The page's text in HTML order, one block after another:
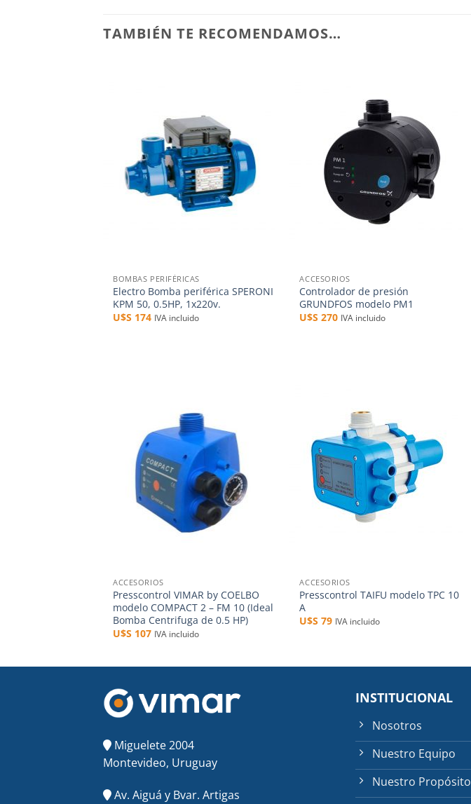
TAMBIÉN TE RECOMENDAMOS…
BOMBAS PERIFÉRICAS
Electro Bomba periférica SPERONI
KPM 50, 0.5HP, 1x220v.
U$S 174 IVA incluido
deseos
ACCESORIOS
Controlador de presión
GRUNDFOS modelo PM1
U$S270 IVA incluido
ACCESORIOS
Presscontrol VIMAR by COELBO
modelo COMPACT 2 – FM 10 (Ideal
Bomba Centrifuga de 0.5 HP)
U$S 107 IVA incluido
ACCESORIOS
Presscontrol TAIFU modelo TPC 10
A
U$S79 IVA incluido
Miguelete 2004
Montevideo, Uruguay
Av. Aiguá y Bvar. Artigas
INSTITUCIONAL
Nosotros
Nuestro Equipo
Nuestro Propósito